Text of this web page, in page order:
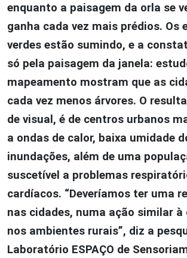
enquanto a paisagem da orla se
ganha cada vez mais prédios. Os
verdes estão sumindo, e a
só pela paisagem da janela:
mapeamento mostram que as
cada vez menos árvores. O
de visual, é de centros urbanos
a ondas de calor, baixa umidade
inundações, além de uma
suscetível a problemas
cardíacos. “Deveríamos ter uma
nas cidades, numa ação similar à
nos ambientes rurais”, diz a
Laboratório ESPAÇO de